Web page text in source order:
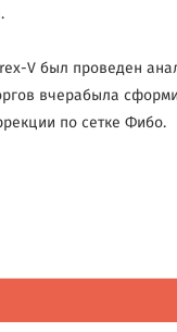
V был проведен
вчерабыла
по сетке Фибо.